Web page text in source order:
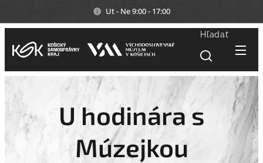
Ut - Ne 9:00 - 17:00
Hľadať
U hodinára s
Múzejkou